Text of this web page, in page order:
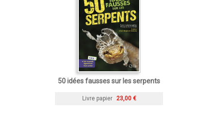
50 idées fausses sur les serpents
Livre papier 23,00 €